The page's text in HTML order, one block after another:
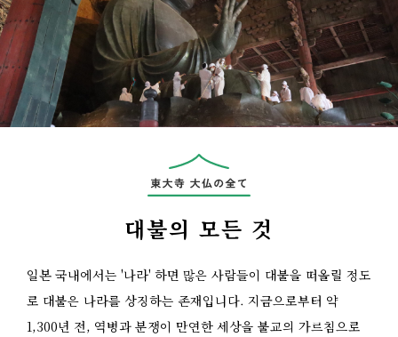
대불의 모든 것
일본 국내에서는 '나라' 하면 많은 사람들이 대불을 떠올릴 정도
로 대불은 나라를 상징하는 존재입니다. 지금으로부터 약
1,300년 전, 역병과 분쟁이 만연한 세상을 불교의 가르침으로